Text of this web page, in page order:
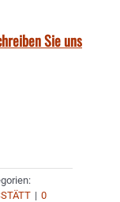
Sie uns
| 0